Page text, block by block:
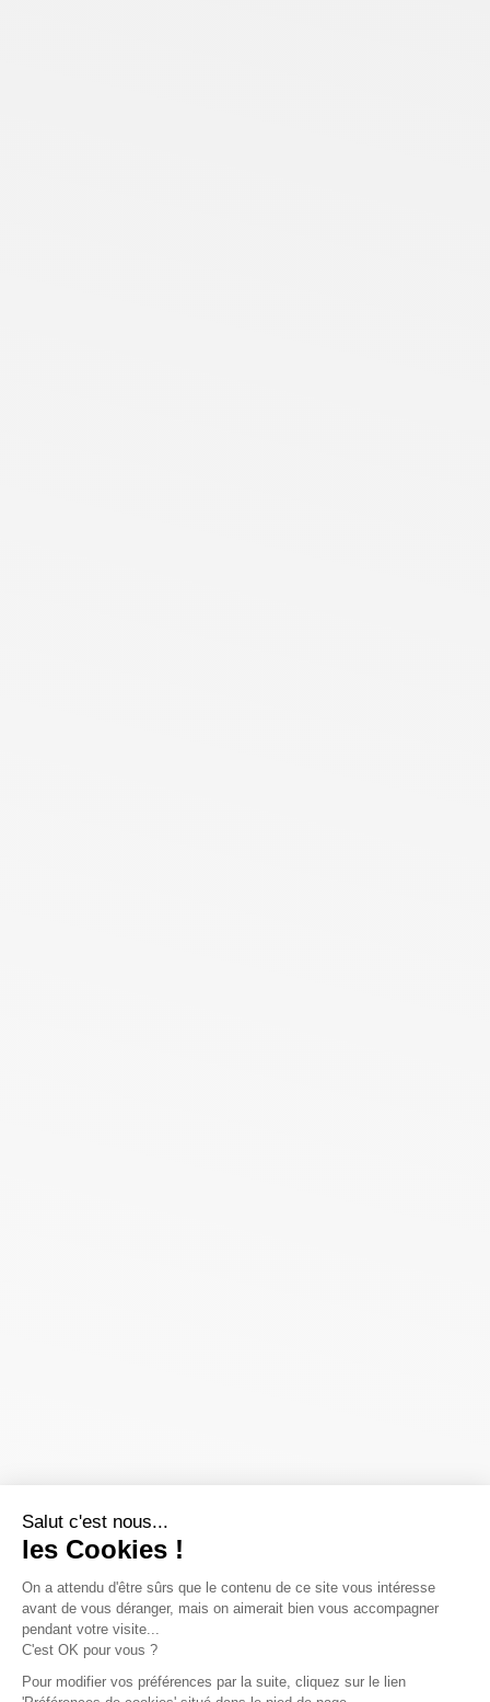
Salut c'est nous...
les Cookies !
On a attendu d'être sûrs que le contenu de ce site vous intéresse
avant de vous déranger, mais on aimerait bien vous accompagner
pendant votre visite...
C'est OK pour vous ?
Pour modifier vos préférences par la suite, cliquez sur le lien